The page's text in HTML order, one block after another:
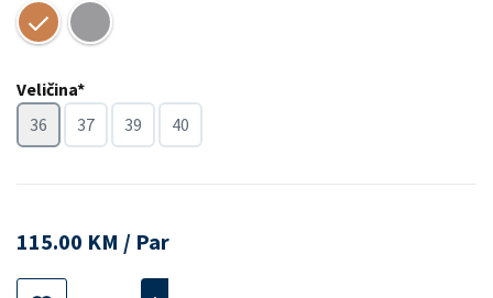
Veličina*
36
37 39 40
115.00 KM / Par